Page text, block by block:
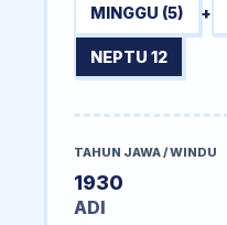
MINGGU (5) +
NEPTU 12
TAHUN JAWA / WINDU
1930
ADI